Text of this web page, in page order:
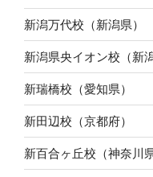
新潟万代校（新潟県）
新潟県央イオン校（新
新瑞橋校（愛知県）
新田辺校（京都府）
新百合ヶ丘校（神奈川県